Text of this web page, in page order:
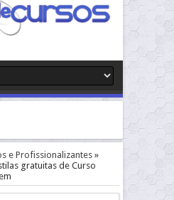
e Profissionalizantes »
gratuitas de Curso